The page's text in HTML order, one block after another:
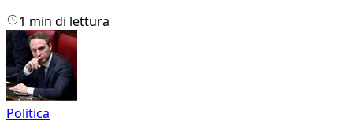
1 min di lettura
Politica